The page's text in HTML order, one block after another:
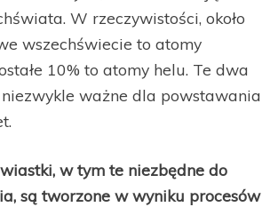
W rzeczywistości, około
wszechświecie to atomy
10% to atomy helu. Te dwa
ważne dla powstawania
w tym te niezbędne do
są tworzone w wyniku procesów